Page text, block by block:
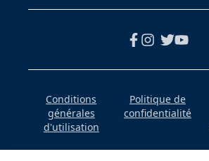
Conditions
générales
d'utilisation
Politique de
confidentialité